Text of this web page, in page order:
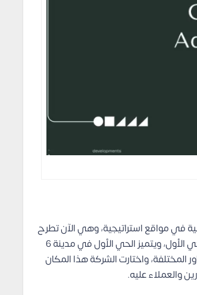
في مواقع استراتيجية، وهي الآن تطرح
مشروعها الجديد مول K Business Park أكتوبر على شارع السنترال في الحي الأول، ويتميز الحي الأول في مدينة 6
المختلفة، واختارت الشركة هذا المكان
والعملاء عليه.